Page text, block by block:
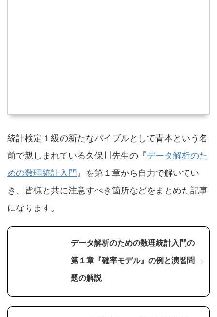
統計検定１級の新たなバイブルとして青本という名
前で親しまれている久保川先生の『データ解析のた
めの数理統計入門 』を第１章から自力で解いてい
き、皆様と共に注意すべき箇所などをまとめた記事
になります。
データ解析のための数理統計入門の
第１章『確率モデル』の例と演習問
題の解説